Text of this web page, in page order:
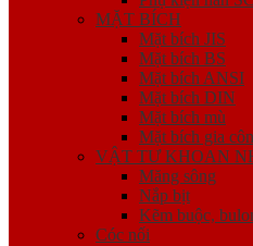
MẶT BÍCH
Mặt bích JIS
Mặt bích BS
Mặt bích ANSI
Mặt bích DIN
Mặt bích mù
Mặt bích gia
VẬT TƯ KHOAN
Măng sông
Nắp bịt
Kẽm buộc,
Cóc nối